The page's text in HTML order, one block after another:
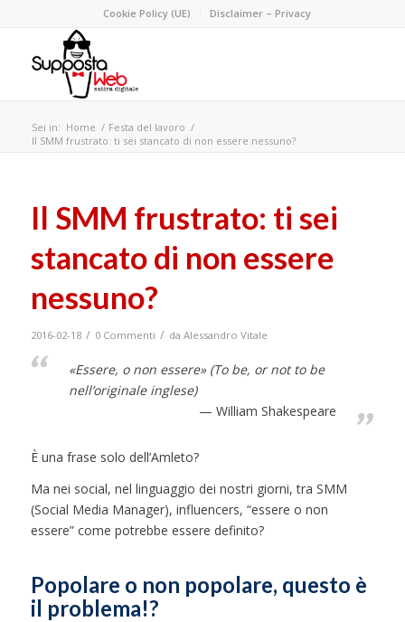
Cookie Policy (UE) Disclaimer – Privacy
Sei in: Home / Festa del lavoro /
Il SMM frustrato: ti sei stancato di non essere nessuno?
Il SMM frustrato: ti sei
stancato di non essere
nessuno?
2016-02-18 / 0 Commenti / da Alessandro Vitale
«Essere, o non essere» (To be, or not to be
nell’originale inglese)
William Shakespeare
È una frase solo dell’Amleto?
Ma nei social, nel linguaggio dei nostri giorni, tra SMM
(Social Media Manager), influencers, “essere o non
essere” come potrebbe essere definito?
Popolare o non popolare, questo è
il problema!?